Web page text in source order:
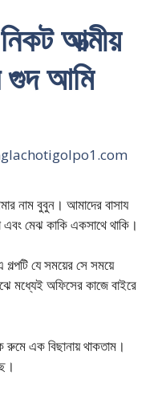
আত্মীয়
গুদ আমি
নাম বুবুন। আমাদের বাসায
মেঝ কাকি একসাথে থাকি।
যে সময়ের সে সময়ে
মধ্যেই অফিসের কাজে বাইরে
এক বিছানায় থাকতাম।